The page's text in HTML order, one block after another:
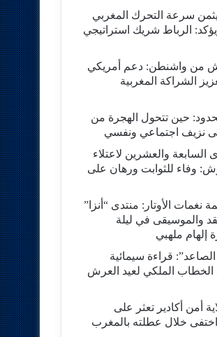
يثمن سرعة التحرك المغربي
الرباط شريك استراتيجي
من واشنطن: دعم أمريكي
الشراكة المغربية
حين تتحول الهجرة من
نزيف اجتماعي ونفسي
والعشرين لاعتلاء
وفاء للثوابت ورهان على
نغمات الأوتار: منتدى “أنزا”
والموسيقى في ليلة
إلهام ملهبي
قراءة سيمائية
الملكي لعيد العرش
أمن أكادير تعثر على
خلال عطلته بالمغرب